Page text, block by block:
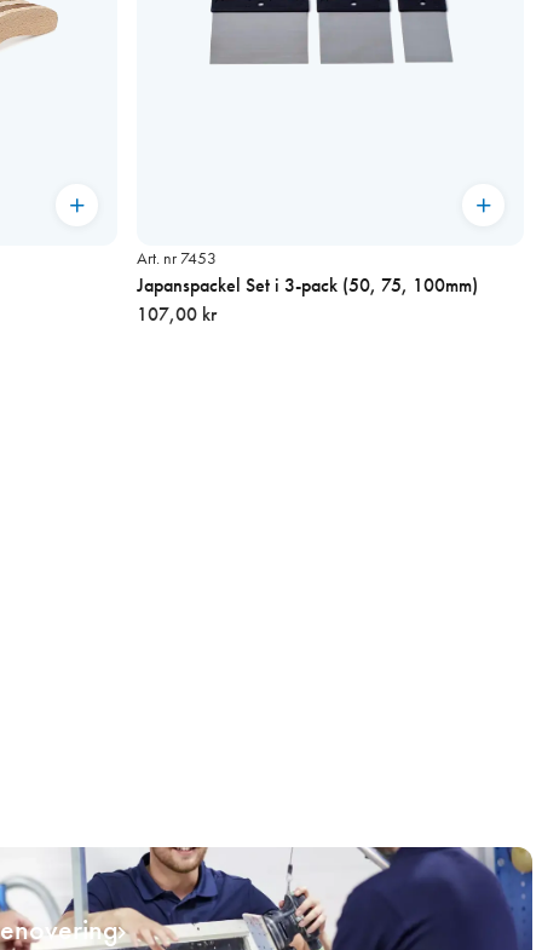
Art. nr 7453
Japanspackel Set i 3-pack (50, 75, 100mm)
107,00 kr